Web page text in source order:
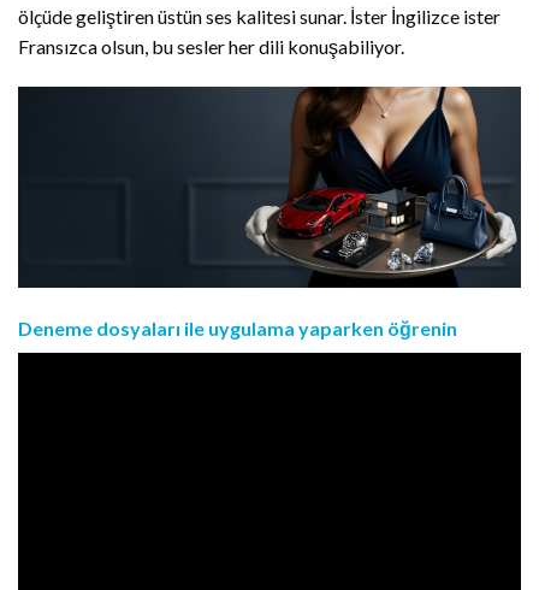
ölçüde geliştiren üstün ses kalitesi sunar. İster İngilizce ister
Fransızca olsun, bu sesler her dili konuşabiliyor.
Deneme dosyaları ile uygulama yaparken öğrenin